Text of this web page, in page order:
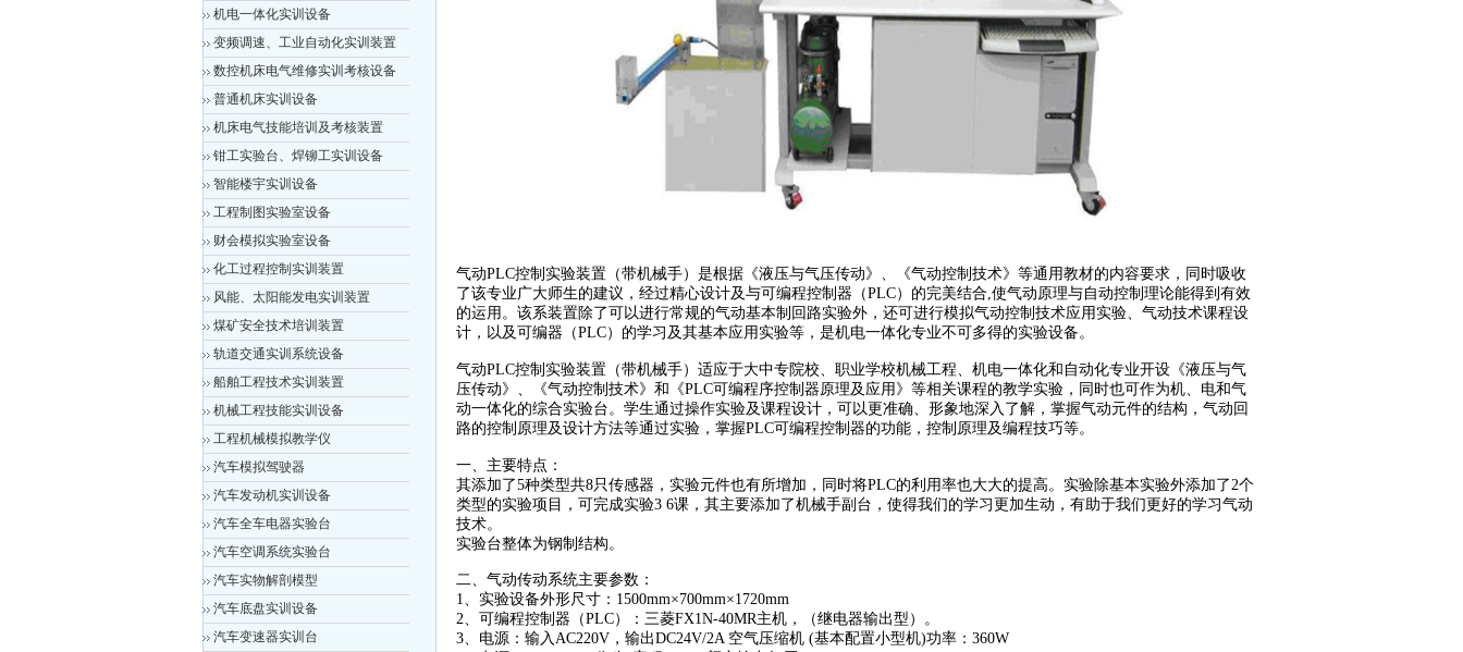
机电一体化实训设备
变频调速、工业自动化实训装置
数控机床电气维修实训考核设备
普通机床实训设备
机床电气技能培训及考核装置
钳工实验台、焊铆工实训设备
智能楼宇实训设备
工程制图实验室设备
财会模拟实验室设备
化工过程控制实训装置
风能、太阳能发电实训装置
煤矿安全技术培训装置
轨道交通实训系统设备
船舶工程技术实训装置
机械工程技能实训设备
工程机械模拟教学仪
汽车模拟驾驶器
汽车发动机实训设备
汽车全车电器实验台
汽车空调系统实验台
汽车实物解剖模型
汽车底盘实训设备
汽车变速器实训台
气动PLC控制实验装置（带机械手）是根据《液压与气压传动》、《气动控制技术》等通用教材的内容要求，同时吸收
了该专业广大师生的建议，经过精心设计及与可编程控制器（PLC）的完美结合,使气动原理与自动控制理论能得到有效
的运用。该系装置除了可以进行常规的气动基本制回路实验外，还可进行模拟气动控制技术应用实验、气动技术课程设
计，以及可编器（PLC）的学习及其基本应用实验等，是机电一体化专业不可多得的实验设备。
气动PLC控制实验装置（带机械手）适应于大中专院校、职业学校机械工程、机电一体化和自动化专业开设《液压与气
压传动》、《气动控制技术》和《PLC可编程序控制器原理及应用》等相关课程的教学实验，同时也可作为机、电和气
动一体化的综合实验台。学生通过操作实验及课程设计，可以更准确、形象地深入了解，掌握气动元件的结构，气动回
路的控制原理及设计方法等通过实验，掌握PLC可编程控制器的功能，控制原理及编程技巧等。
一、主要特点：
其添加了5种类型共8只传感器，实验元件也有所增加，同时将PLC的利用率也大大的提高。实验除基本实验外添加了2个
类型的实验项目，可完成实验3 6课，其主要添加了机械手副台，使得我们的学习更加生动，有助于我们更好的学习气动
技术。
实验台整体为钢制结构。
二、气动传动系统主要参数：
1、实验设备外形尺寸：1500mm×700mm×1720mm
2、可编程控制器（PLC）：三菱FX1N-40MR主机，（继电器输出型）。
3、电源：输入AC220V，输出DC24V/2A 空气压缩机 (基本配置小型机)功率：360W